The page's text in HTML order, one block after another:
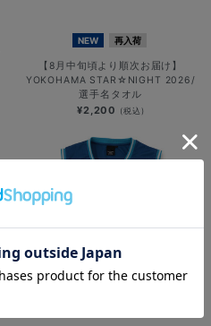
NEW 再入荷
【8月中旬頃より順次お届け】
YOKOHAMA STAR☆NIGHT 2026/
選手名タオル
¥2,200 (税込)